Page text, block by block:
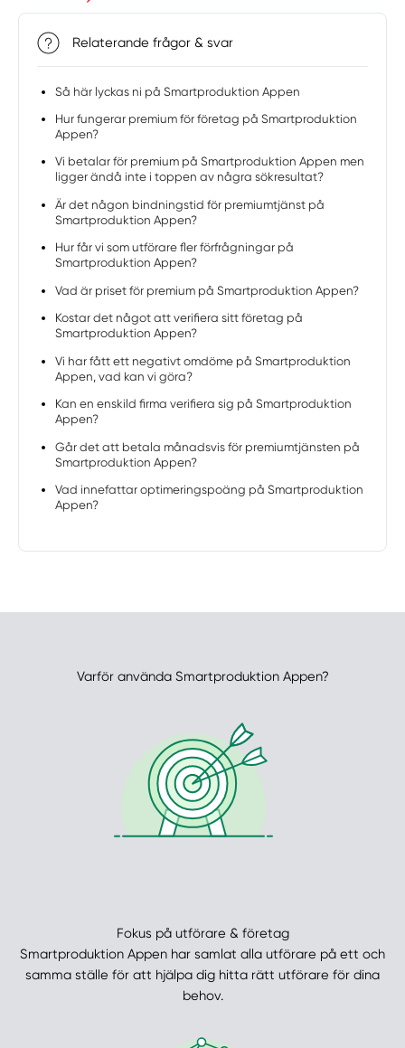
Relaterande frågor & svar
Så här lyckas ni på Smartproduktion Appen
Hur fungerar premium för företag på Smartproduktion
Appen?
Vi betalar för premium på Smartproduktion Appen men
ligger ändå inte i toppen av några sökresultat?
Är det någon bindningstid för premiumtjänst på
Smartproduktion Appen?
Hur får vi som utförare fler förfrågningar på
Smartproduktion Appen?
Vad är priset för premium på Smartproduktion Appen?
Kostar det något att verifiera sitt företag på
Smartproduktion Appen?
Vi har fått ett negativt omdöme på Smartproduktion
Appen, vad kan vi göra?
Kan en enskild firma verifiera sig på Smartproduktion
Appen?
Går det att betala månadsvis för premiumtjänsten på
Smartproduktion Appen?
Vad innefattar optimeringspoäng på Smartproduktion
Appen?
Varför använda Smartproduktion Appen?
Fokus på utförare & företag
Smartproduktion Appen har samlat alla utförare på ett och
samma ställe för att hjälpa dig hitta rätt utförare för dina
behov.